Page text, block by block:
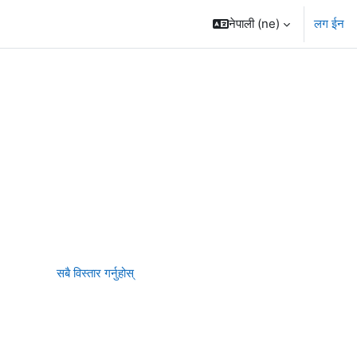
नेपाली ‎(ne)‎ लग ईन
सबै विस्तार गर्नुहोस्